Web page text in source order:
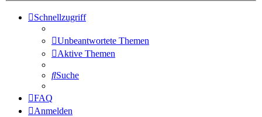
Schnellzugriff
Unbeantwortete Themen
Aktive Themen
Suche
FAQ
Anmelden